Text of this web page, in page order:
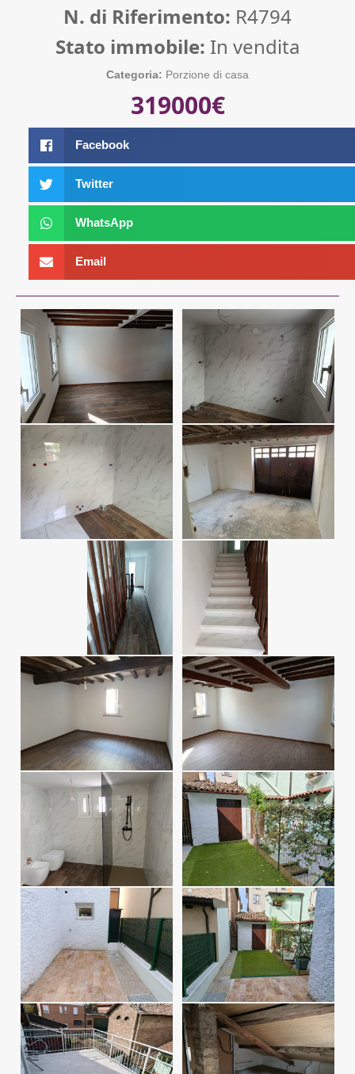
N. di Riferimento: R4794
Stato immobile: In vendita
Categoria: Porzione di casa
319000€
Facebook
Twitter
WhatsApp
Email